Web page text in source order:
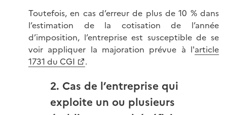
Toutefois, en cas d’erreur de plus de 10 % dans
l’estimation de la cotisation de l’année
d’imposition, l’entreprise est susceptible de se
voir appliquer la majoration prévue à l'article
1731 du CGI
.
2. Cas de l’entreprise qui
exploite un ou plusieurs